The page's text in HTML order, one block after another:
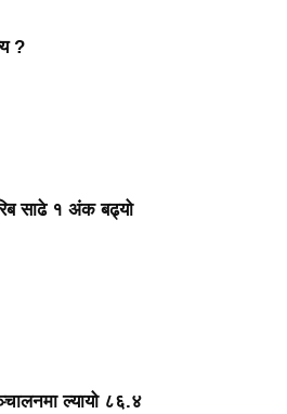
?
साढे १ अंक बढ्यो
ल्यायो ८६.४